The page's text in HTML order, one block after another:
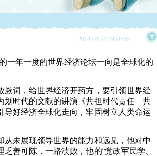
2018-01-24 19:20:55
一年一度的世界经济论坛一向是全球化的
词，给世界经济开药方，要引领世界经
划时代的文献的讲演《共担时代责任 共
好经济全球化走向，牢固树立人类命运
未展现领导世界的能力和远见，他对中
善可陈，一路溃败，他的“党政军民学、